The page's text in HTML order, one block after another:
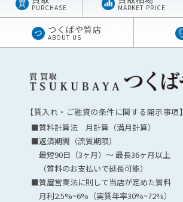
PURCHASE MARKET PRICE
つくばや質店
ABOUT US
【質入れ・ご融資の条件に関する開示事項】
■質料計算法 月計算（満月計算）
■返済期間（流質期限）
最短90日（3ヶ月）～ 最長36ヶ月以上
（質料のお支払いで延長可能）
■質屋営業法に則して当店が定めた質料
月利2.5%~6%（実質年率30%~72%）